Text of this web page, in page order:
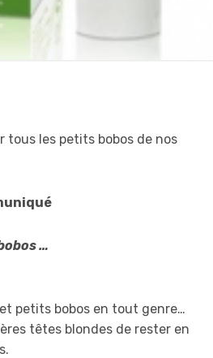
tous les petits bobos de nos
…
petits bobos en tout genre…
têtes blondes de rester en